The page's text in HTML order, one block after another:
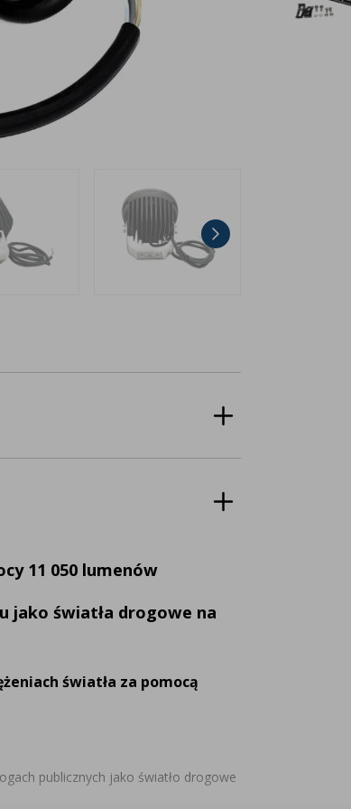
11 050 lumenów
jako światła drogowe na
światła za pomocą
publicznych jako światło drogowe